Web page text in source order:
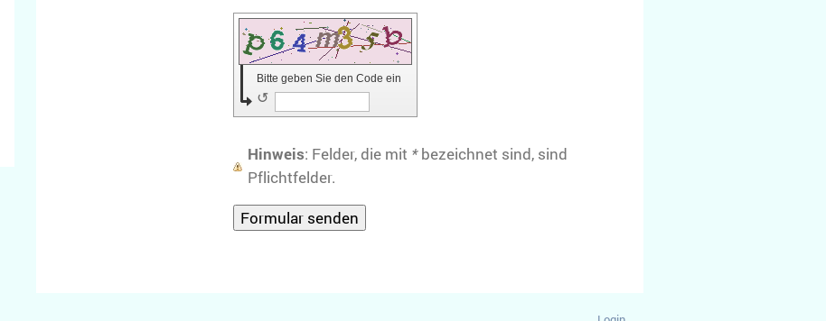
Bitte geben Sie den Code ein
↺
Hinweis : Felder, die mit *bezeichnet sind, sind
Pflichtfelder.